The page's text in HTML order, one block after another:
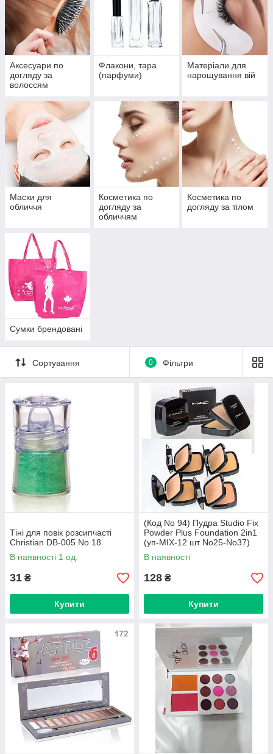
Аксесуари по
догляду за
волоссям
Флакони, тара
(парфуми)
Матеріали для
нарощування вій
Маски для
обличчя
Косметика по
догляду за
обличчям
Косметика по
догляду за тілом
Сумки брендовані
Сортування 0 Фільтри
Тіні для повік розсипчасті
Christian DB-005 No 18
В наявності 1 од.
31 ₴
Купити
(Код No 94) Пудра Studio Fix
Powder Plus Foundation 2in1
(уп-MIX-12 шт No25-No37)
В наявності
128 ₴
Купити